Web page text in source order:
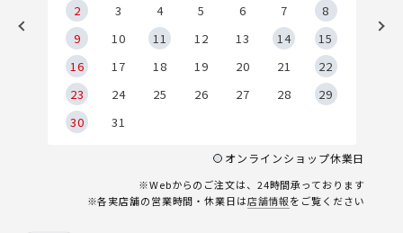
2
3 4 5 6 7
8
9
10 11 12 13 14
15
16
17 18 19 20 21
22
23
24 25 26 27 28
29
30
31
オンラインショップ休業日
※Webからのご注文は、24時間承っております
※各実店舗の営業時間・休業日は店舗情報をご覧ください